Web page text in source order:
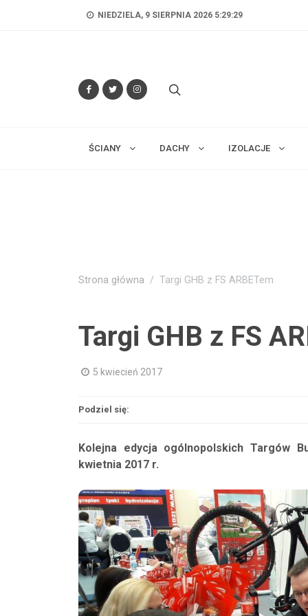
NIEDZIELA, 9 SIERPNIA 2026 5:29:31
ŚCIANY DACHY IZOLACJE
Strona główna Targi GHB z FS ARBETem
Targi GHB z FS
5 kwiecień 2017
Podziel się:
Kolejna edycja ogólnopolskich Targów
kwietnia 2017 r.